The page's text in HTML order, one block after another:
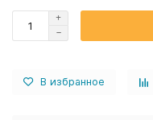
В избранное